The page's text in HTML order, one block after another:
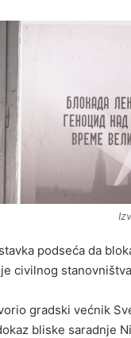
podseća da
civilnog
gradski većnik
bliske saradnje